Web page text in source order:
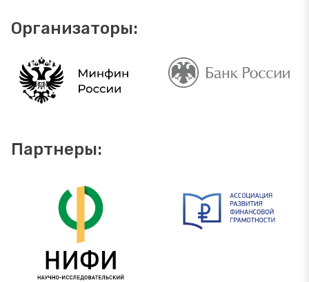
Организаторы:
Партнеры: